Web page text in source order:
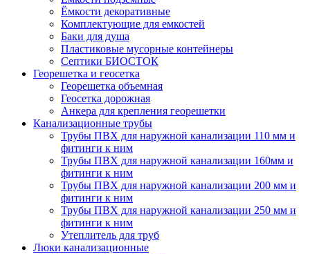
Ёмкости декоративные
Комплектующие для емкостей
Баки для душа
Пластиковые мусорные контейнеры
Септики БИОСТОК
Георешетка и геосетка
Георешетка объемная
Геосетка дорожная
Анкера для крепления георешетки
Канализационные трубы
Трубы ПВХ для наружной канализации 110 мм и
фитинги к ним
Трубы ПВХ для наружной канализации 160мм и
фитинги к ним
Трубы ПВХ для наружной канализации 200 мм и
фитинги к ним
Трубы ПВХ для наружной канализации 250 мм и
фитинги к ним
Утеплитель для труб
Люки канализационные